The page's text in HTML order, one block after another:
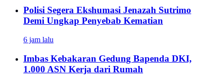
Polisi Segera Ekshumasi Jenazah Sutrimo
Demi Ungkap Penyebab Kematian
6 jam lalu
Imbas Kebakaran Gedung Bapenda DKI,
1.000 ASN Kerja dari Rumah